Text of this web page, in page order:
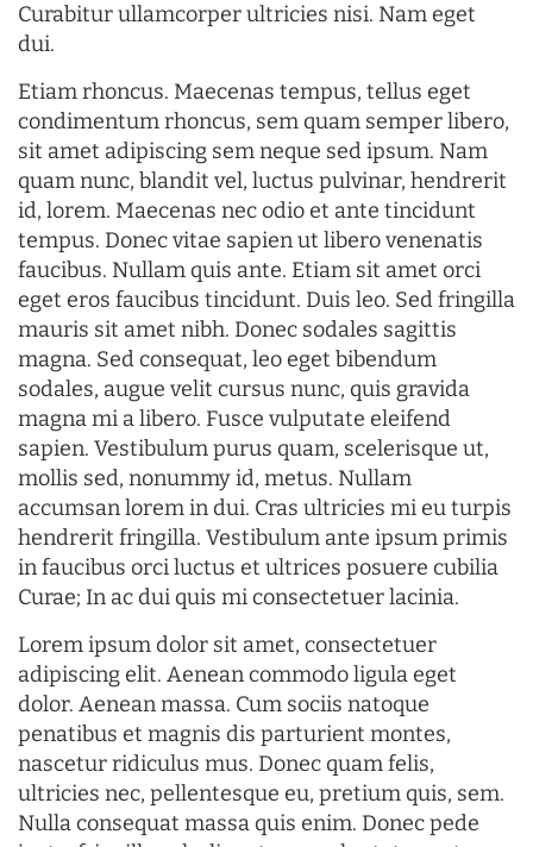
Curabitur ullamcorper ultricies nisi. Nam eget
dui.
Etiam rhoncus. Maecenas tempus, tellus eget
condimentum rhoncus, sem quam semper libero,
sit amet adipiscing sem neque sed ipsum. Nam
quam nunc, blandit vel, luctus pulvinar, hendrerit
id, lorem. Maecenas nec odio et ante tincidunt
tempus. Donec vitae sapien ut libero venenatis
faucibus. Nullam quis ante. Etiam sit amet orci
eget eros faucibus tincidunt. Duis leo. Sed fringilla
mauris sit amet nibh. Donec sodales sagittis
magna. Sed consequat, leo eget bibendum
sodales, augue velit cursus nunc, quis gravida
magna mi a libero. Fusce vulputate eleifend
sapien. Vestibulum purus quam, scelerisque ut,
mollis sed, nonummy id, metus. Nullam
accumsan lorem in dui. Cras ultricies mi eu turpis
hendrerit fringilla. Vestibulum ante ipsum primis
in faucibus orci luctus et ultrices posuere cubilia
Curae; In ac dui quis mi consectetuer lacinia.
Lorem ipsum dolor sit amet, consectetuer
adipiscing elit. Aenean commodo ligula eget
dolor. Aenean massa. Cum sociis natoque
penatibus et magnis dis parturient montes,
nascetur ridiculus mus. Donec quam felis,
ultricies nec, pellentesque eu, pretium quis, sem.
Nulla consequat massa quis enim. Donec pede